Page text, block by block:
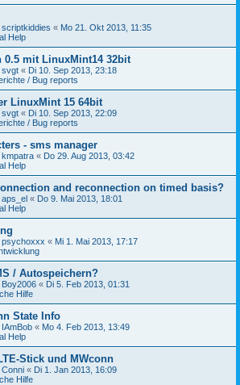
scriptkiddies « Mo 21. Okt 2013, 11:35
Help
0.5 mit LinuxMint14 32bit
svgt « Di 10. Sep 2013, 23:18
/ Bug reports
LinuxMint 15 64bit
svgt « Di 10. Sep 2013, 22:09
/ Bug reports
- sms manager
kmpatra « Do 29. Aug 2013, 03:42
Help
and reconnection on timed basis?
aps_el « Do 9. Mai 2013, 18:01
Help
psychoxxx « Mi 1. Mai 2013, 17:17
/ Autospeichern?
Boy2006 « Di 5. Feb 2013, 01:31
Hilfe
State Info
IAmBob « Mo 4. Feb 2013, 13:49
Help
Stick und MWconn
Conni « Di 1. Jan 2013, 16:09
Hilfe